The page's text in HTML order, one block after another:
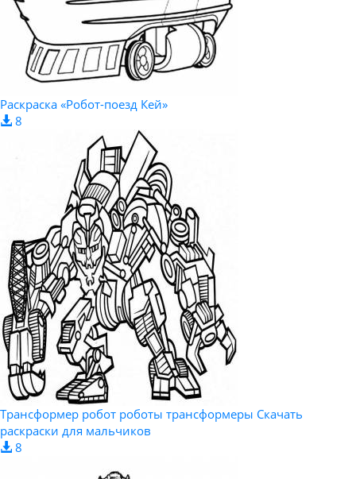
Раскраска «Робот-поезд Кей»
8
Трансформер робот роботы трансформеры Скачать
раскраски для мальчиков
8